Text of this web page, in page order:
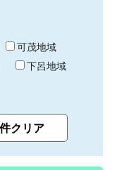
可茂地域
下呂地域